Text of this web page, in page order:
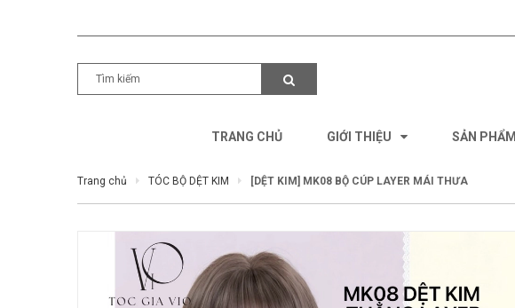
TRANG CHỦ GIỚI THIỆU SẢN PHẨM
Trang chủ TÓC BỘ DỆT KIM [DỆT KIM] MK08 BỘ CÚP LAYER MÁI THƯA